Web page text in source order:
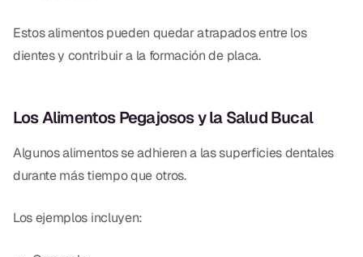
Estos alimentos pueden quedar atrapados entre los
dientes y contribuir a la formación de placa.
Los Alimentos Pegajosos y la Salud Bucal
Algunos alimentos se adhieren a las superficies dentales
durante más tiempo que otros.
Los ejemplos incluyen: